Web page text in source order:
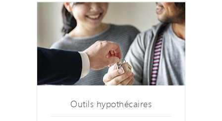
Outils hypothécaires